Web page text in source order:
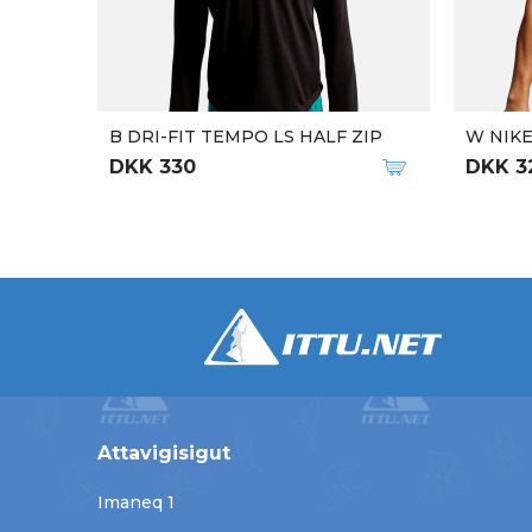
B DRI-FIT TEMPO LS HALF ZIP
DKK 330
W
DKK
Attavigisigut
Imaneq 1